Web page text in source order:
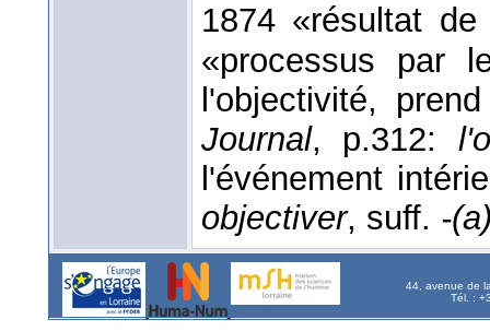
1874 «résultat
«processus par
l'objectivité,
Journal, p.312:
l'événement
objectiver, suff. -
44, avenue de
Tél. :